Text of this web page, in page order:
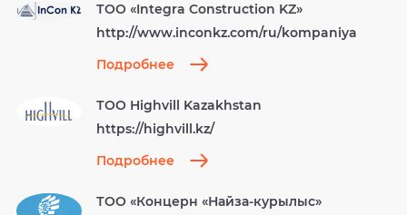
ТОО «Integra Construction KZ»
http://www.inconkz.com/ru/kompaniya
Подробнее
ТОО Highvill Kazakhstan
https://highvill.kz/
Подробнее
ТОО «Концерн «Найза-курылыс»